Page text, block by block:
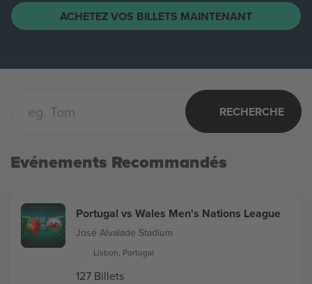
ACHETEZ VOS BILLETS MAINTENANT
RECHERCHE
Evénements Recommandés
Portugal vs Wales Men's Nations League
José Alvalade Stadium
Lisbon, Portugal
127 Billets